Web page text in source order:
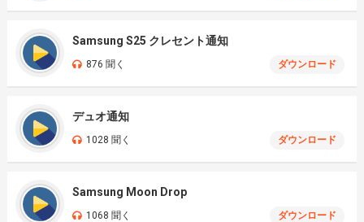
Samsung S25 クレセント通知
876 聞く ダウンロード
デュオ通知
1028 聞く ダウンロード
Samsung Moon Drop
1068 聞く ダウンロード